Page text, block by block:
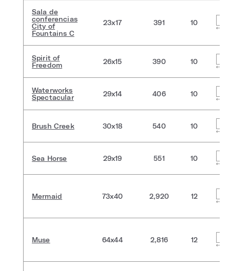
Sala de
conferencias
City of
Fountains C
23x17 391 10
Spirit of
Freedom
26x15 390 10
Waterworks
Spectacular
29x14 406 10
Brush Creek 30x18 540 10
Sea Horse 29x19 551 10
Mermaid 73x40 2,920 12
Muse 64x44 2,816 12